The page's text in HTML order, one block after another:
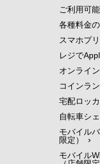
ご利用可
各種料金
スマホプ
レジで
オンライ
コインラ
宅配ロッ
自転車シ
モバイル
限定）
モバイル